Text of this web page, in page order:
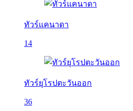
ทัวร์แคนาดา
14
ทัวร์ยุโรปตะวันออก
36